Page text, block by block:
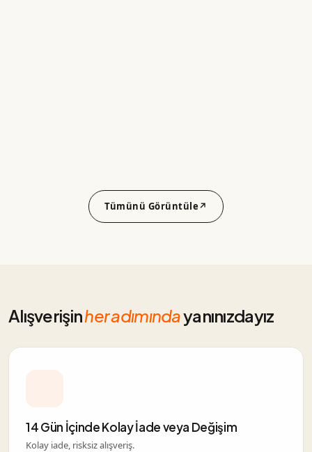
Tümünü Görüntüle↗
Alışverişinher adımındayanınızdayız
14 Gün İçinde Kolay İade veya Değişim
Kolay iade, risksiz alışveriş.